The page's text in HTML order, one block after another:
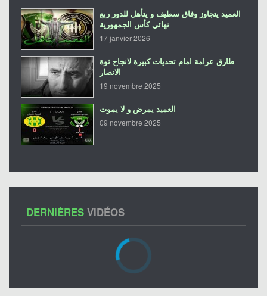
العميد يتجاوز وفاق سطيف و يتأهل للدور ربع
نهائي كأس الجمهورية
17 janvier 2026
طارق عرامة امام تحديات كبيرة لانجاح ثوة
الانصار
19 novembre 2025
العميد يمرض و لا يموت
09 novembre 2025
DERNIÈRES VIDÉOS